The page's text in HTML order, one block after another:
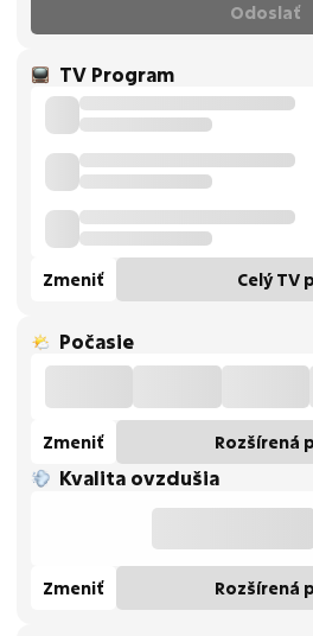
Odoslať
TV Program
Zmeniť Celý TV
Počasie
Zmeniť Rozšírená
Kvalita ovzdušia
Zmeniť Rozšírená